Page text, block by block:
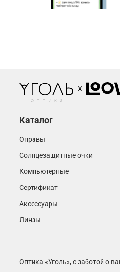
Каталог
Оправы
Солнцезащитные очки
Компьютерные
Сертификат
Аксессуары
Линзы
Оптика «Уголь», с заботой о